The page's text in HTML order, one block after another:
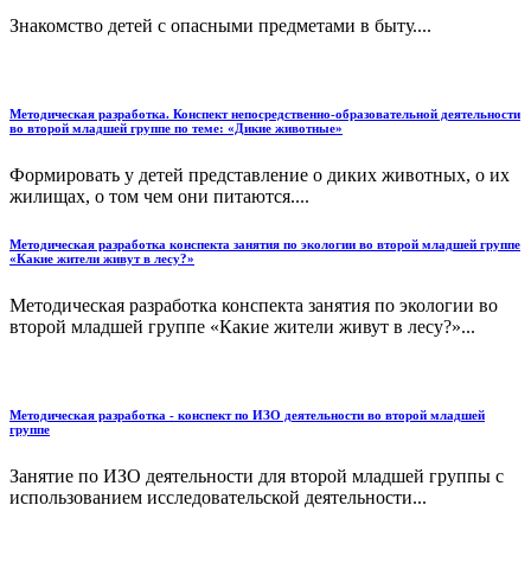
Знакомство детей с опасными предметами в быту....
Методическая разработка. Конспект непосредственно-образовательной деятельности
во второй младшей группе по теме: «Дикие животные»
Формировать у детей представление о диких животных, о их
жилищах, о том чем они питаются....
Методическая разработка конспекта занятия по экологии во второй младшей группе
«Какие жители живут в лесу?»
Методическая разработка конспекта занятия по экологии во
второй младшей группе «Какие жители живут в лесу?»...
Методическая разработка - конспект по ИЗО деятельности во второй младшей
группе
Занятие по ИЗО деятельности для второй младшей группы с
использованием исследовательской деятельности...